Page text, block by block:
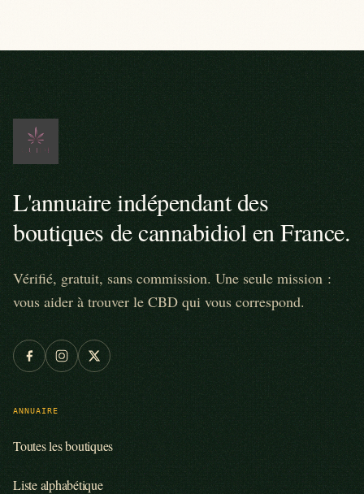
L'annuaire indépendant des
boutiques de cannabidiol en France.
Vérifié, gratuit, sans commission. Une seule mission :
vous aider à trouver le CBD qui vous correspond.
ANNUAIRE
Toutes les boutiques
Liste alphabétique